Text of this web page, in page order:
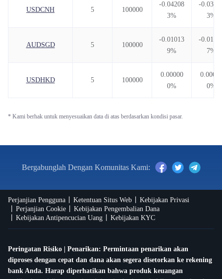
5 100000
-0.04208
3%
-
3%
5 100000
-0.01013
9%
-
7%
5 100000
0.00000
0%
0%
USDCNH
AUDSGD
USDHKD
* Kami berhak untuk menyesuaikan data di atas berdasarkan kondisi pasar.
Bergabunglah Dengan Komunitas Kami:
Perjanjian Pengguna Ketentuan Situs Web
Kebijakan Privasi
Perjanjian Cookie
Kebijakan Pengembalian Dana
Kebijakan Antipencucian Uang
Kebijakan KYC
Peringatan Risiko | Penarikan: Permintaan penarikan akan
diproses dengan cepat dan dana akan segera disetorkan ke rekening
bank Anda. Harap diperhatikan bahwa produk keuangan